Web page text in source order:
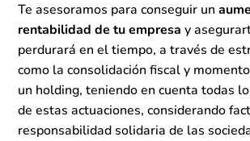
Te asesoramos para conseguir un
rentabilidad de tu empresa y
perdurará en el tiempo, a través de
como la consolidación fiscal y
un holding, teniendo en cuenta todas
de estas actuaciones, considerando
responsabilidad solidaria de las